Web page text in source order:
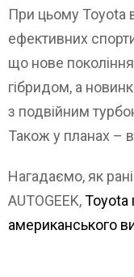
При цьому Toyota
ефективних
що нове
гібридом, а
з подвійним
Також у планах –
Нагадаємо, як
AUTOGEEK,Toyota
американського